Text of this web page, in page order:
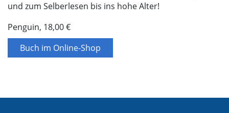
und zum Selberlesen bis ins hohe Alter!
Penguin, 18,00 €
Buch im Online-Shop